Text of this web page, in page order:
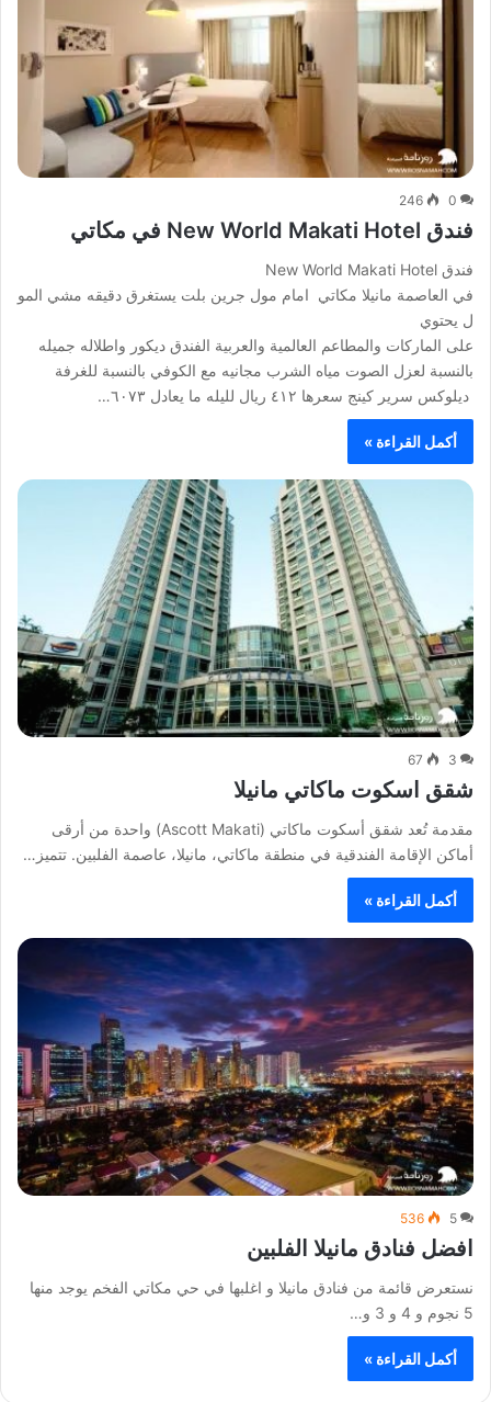
0
246
فندق New World Makati Hotel في مكاتي
فندق New World Makati Hotel
في العاصمة مانيلا مكاتي امام مول جرين بلت يستغرق دقيقه مشي المو
ل يحتوي
على الماركات والمطاعم العالمية والعربية الفندق ديكور واطلاله جميله
بالنسبة لعزل الصوت مياه الشرب مجانيه مع الكوفي بالنسبة للغرفة
ديلوكس سرير كينج سعرها ٤١٢ ريال لليله ما يعادل ٦٠٧٣…
أكمل القراءة »
3
67
شقق اسكوت ماكاتي مانيلا
مقدمة تُعد شقق أسكوت ماكاتي (Ascott Makati) واحدة من أرقى
أماكن الإقامة الفندقية في منطقة ماكاتي، مانيلا، عاصمة الفلبين. تتميز…
أكمل القراءة »
5
536
افضل فنادق مانيلا الفلبين
نستعرض قائمة من فنادق مانيلا و اغلبها في حي مكاتي الفخم يوجد منها
5 نجوم و 4 و 3 و…
أكمل القراءة »